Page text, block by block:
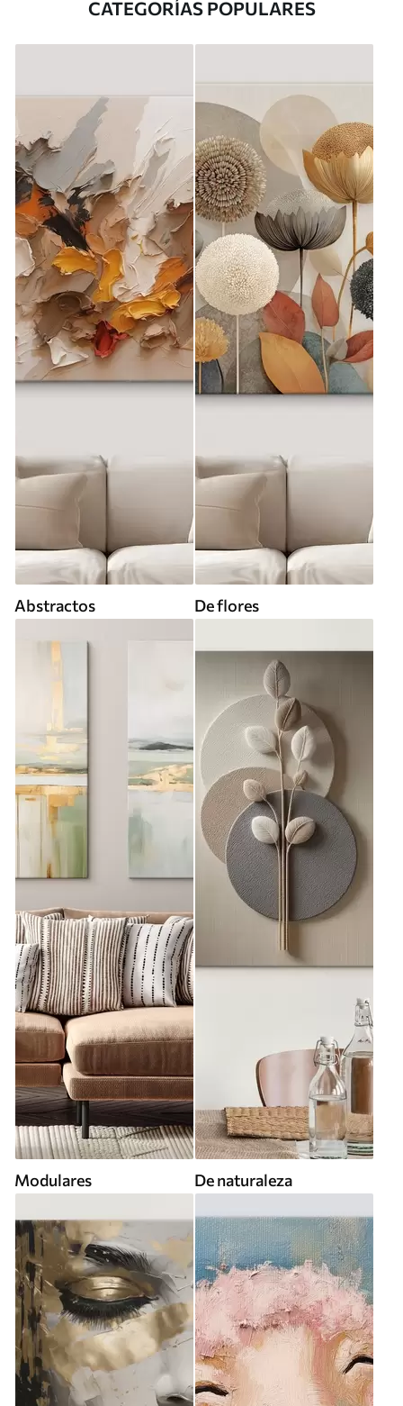
CATEGORÍAS POPULARES
Abstractos De flores
Modulares De naturaleza